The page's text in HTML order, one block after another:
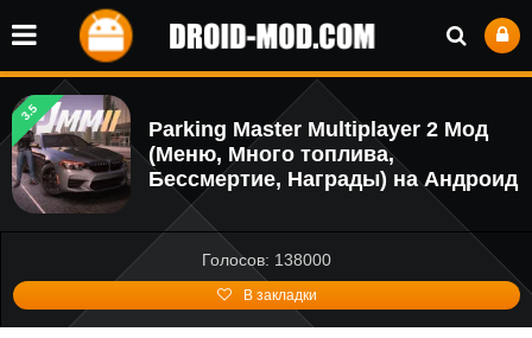
3.5
Parking Master Multiplayer 2 Мод
(Меню, Много топлива,
Бессмертие, Награды) на Андроид
Голосов: 138000
В закладки